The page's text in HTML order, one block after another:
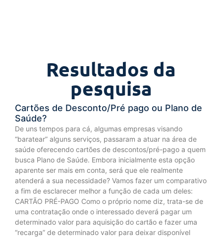
Resultados da
pesquisa
Cartões de Desconto/Pré pago ou Plano de
Saúde?
De uns tempos para cá, algumas empresas visando
“baratear” alguns serviços, passaram a atuar na área de
saúde oferecendo cartões de descontos/pré-pago a quem
busca Plano de Saúde. Embora inicialmente esta opção
aparente ser mais em conta, será que ele realmente
atenderá a sua necessidade? Vamos fazer um comparativo
a fim de esclarecer melhor a função de cada um deles:
CARTÃO PRÉ-PAGO Como o próprio nome diz, trata-se de
uma contratação onde o interessado deverá pagar um
determinado valor para aquisição do cartão e fazer uma
“recarga” de determinado valor para deixar disponível